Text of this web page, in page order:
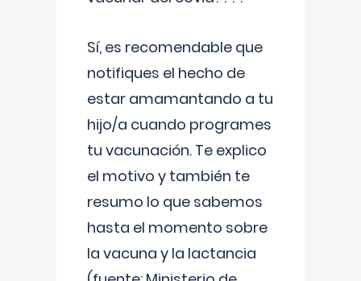
Sí, es recomendable que
notifiques el hecho de
estar amamantando a tu
hijo/a cuando programes
tu vacunación. Te explico
el motivo y también te
resumo lo que sabemos
hasta el momento sobre
la vacuna y la lactancia